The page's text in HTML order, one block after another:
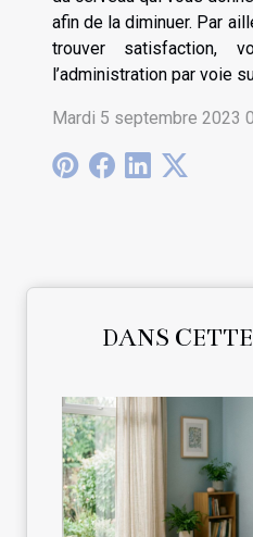
afin de la diminuer. Par
trouver satisfaction,
l’administration par voie
Mardi 5 septembre 2023
DANS